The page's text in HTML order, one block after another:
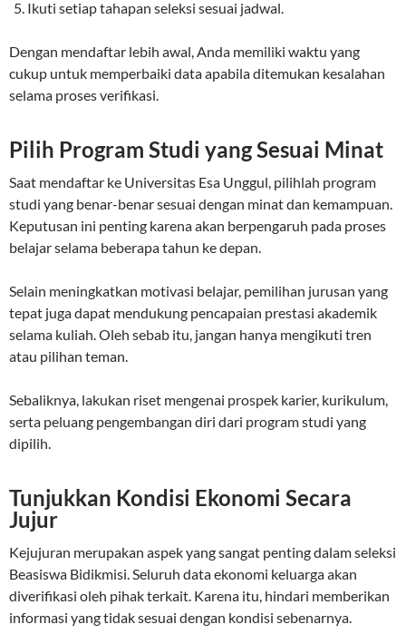
Ikuti setiap tahapan seleksi sesuai jadwal.
Dengan mendaftar lebih awal, Anda memiliki waktu yang
cukup untuk memperbaiki data apabila ditemukan kesalahan
selama proses verifikasi.
Pilih Program Studi yang Sesuai Minat
Saat mendaftar ke Universitas Esa Unggul, pilihlah program
studi yang benar-benar sesuai dengan minat dan kemampuan.
Keputusan ini penting karena akan berpengaruh pada proses
belajar selama beberapa tahun ke depan.
Selain meningkatkan motivasi belajar, pemilihan jurusan yang
tepat juga dapat mendukung pencapaian prestasi akademik
selama kuliah. Oleh sebab itu, jangan hanya mengikuti tren
atau pilihan teman.
Sebaliknya, lakukan riset mengenai prospek karier, kurikulum,
serta peluang pengembangan diri dari program studi yang
dipilih.
Tunjukkan Kondisi Ekonomi Secara
Jujur
Kejujuran merupakan aspek yang sangat penting dalam seleksi
Beasiswa Bidikmisi. Seluruh data ekonomi keluarga akan
diverifikasi oleh pihak terkait. Karena itu, hindari memberikan
informasi yang tidak sesuai dengan kondisi sebenarnya.